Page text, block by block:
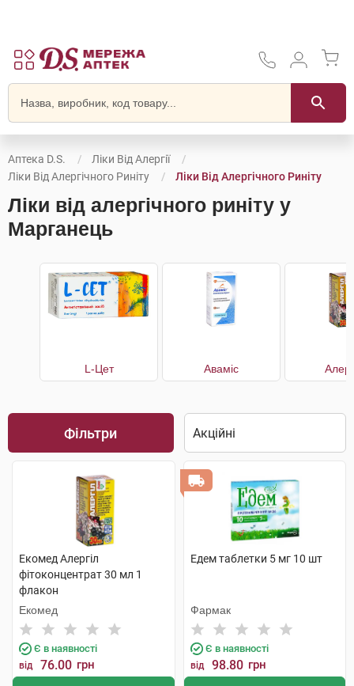
Аптека D.S.
Ліки Від Алергії
Ліки Від Алергічного Риніту
Ліки Від Алергічного Риніту
Ліки від алергічного риніту у
Марганець
L-Цет Аваміс
Фільтри
Екомед Алергіл
фітоконцентрат 30 мл 1
флакон
Екомед
Є в наявності
від 76.00 грн
Едем таблетки 5 мг 10 шт
Фармак
Є в наявності
від 98.80 грн